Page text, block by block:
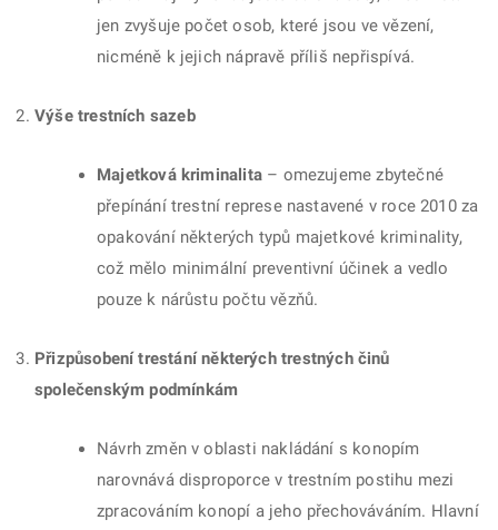
jen zvyšuje počet osob, které jsou ve vězení,
nicméně k jejich nápravě příliš nepřispívá.
Výše trestních sazeb
Majetková kriminalita– omezujeme zbytečné
přepínání trestní represe nastavené v roce 2010 za
opakování některých typů majetkové kriminality,
což mělo minimální preventivní účinek a vedlo
pouze k nárůstu počtu vězňů.
Přizpůsobení trestání některých trestných činů
společenským podmínkám
Návrh změn v oblasti nakládání s konopím
narovnává disproporce v trestním postihu mezi
zpracováním konopí a jeho přechováváním. Hlavní